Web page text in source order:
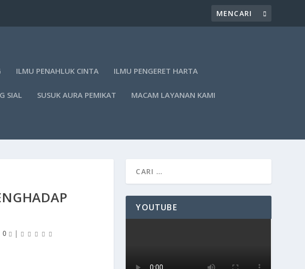
ILMU PENAHLUK CINTA ILMU PENGERET HARTA
SIAL SUSUK AURA PEMIKAT MACAM LAYANAN KAMI
0 |
YOUTUBE